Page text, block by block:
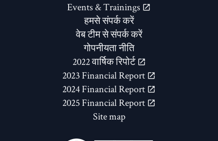
Events & Trainings
हमसे संपर्क करें
वेब टीम से संपर्क करें
गोपनीयता नीति
2022 वार्षिक रिपोर्ट
2023 Financial Report
2024 Financial Report
2025 Financial Report
Site map